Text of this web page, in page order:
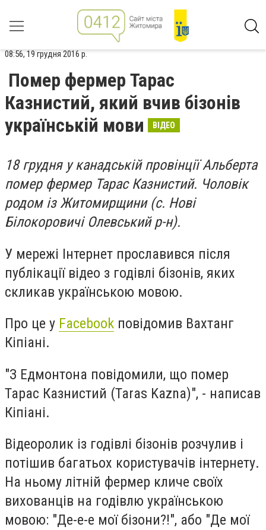
08:56, 19 грудня 2016 р.
Помер фермер Тарас
Казнистий, який вчив бізонів
українській мови
ВІДЕО
18 грудня у канадській провінції Альберта
помер фермер Тарас Казнистий. Чоловік
родом із Житомирщини (с. Нові
Білокоровичі Олевський р-н).
У мережі Інтернет прославився після
публікації відео з годівлі бізонів, яких
скликав українською мовою.
Про це у Facebook повідомив Вахтанг
Кіпіані.
"З Едмонтона повідомили, що помер
Тарас Казнистий (Taras Kazna)", - написав
Кіпіані.
Відеоролик із годівлі бізонів розчулив і
потішив багатьох користувачів інтернету.
На ньому літній фермер кличе своїх
вихованців на годівлю українською
мовою: "Де-е-е мої бізони?!", або "Де мої